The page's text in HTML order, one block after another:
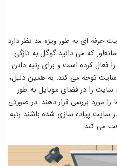
حرفه ای به طور ویژه مد نظر دارد
که می دانید گوگل به تازگی
فعال کرده است و برای رتبه دادن
توجه می کند. به همین دلیل،
سایت را در فضای موبایل به طور
مورد بررسی قرار دهند. در صورتی
سایت پیاده سازی شده باشند رتبه
می کند.